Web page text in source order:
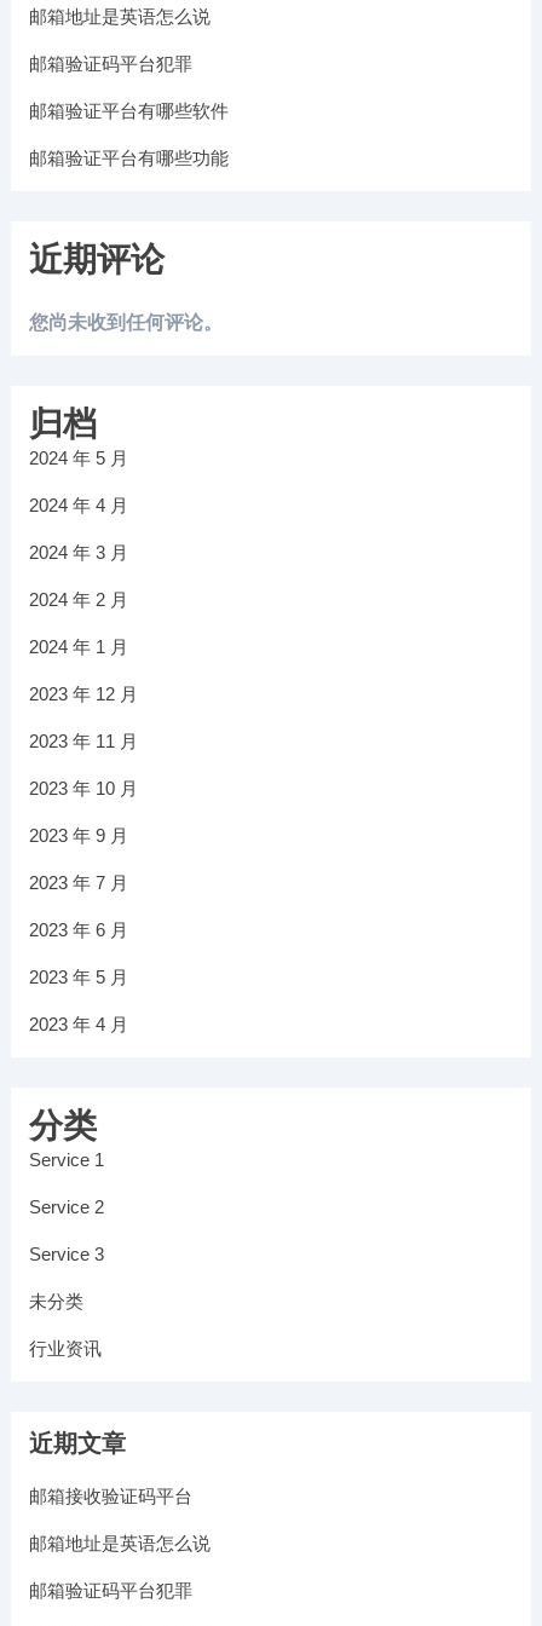
邮箱地址是英语怎么说
邮箱验证码平台犯罪
邮箱验证平台有哪些软件
邮箱验证平台有哪些功能
近期评论
您尚未收到任何评论。
归档
2024 年 5 月
2024 年 4 月
2024 年 3 月
2024 年 2 月
2024 年 1 月
2023 年 12 月
2023 年 11 月
2023 年 10 月
2023 年 9 月
2023 年 7 月
2023 年 6 月
2023 年 5 月
2023 年 4 月
分类
Service 1
Service 2
Service 3
未分类
行业资讯
近期文章
邮箱接收验证码平台
邮箱地址是英语怎么说
邮箱验证码平台犯罪